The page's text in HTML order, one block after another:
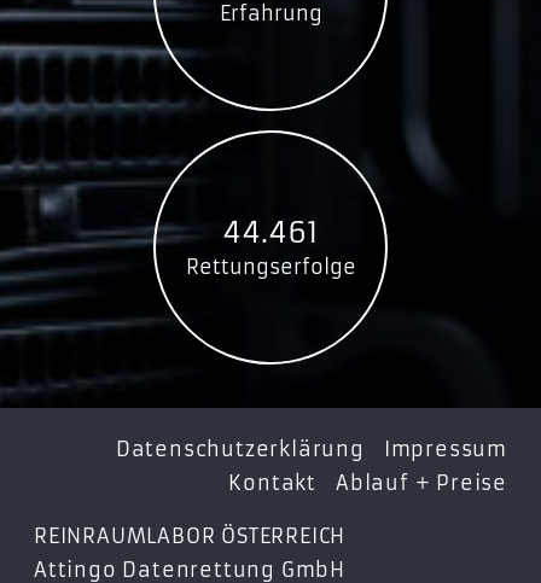
Erfahrung
44.461
Rettungserfolge
Datenschutzerklärung
Impressum
Kontakt
Ablauf + Preise
REINRAUMLABOR ÖSTERREICH
Attingo Datenrettung GmbH